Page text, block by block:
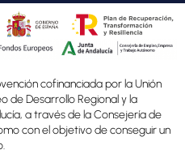
cofinanciada por la Unión
de Desarrollo Regional y la
a través de la Consejería de
con el objetivo de conseguir un